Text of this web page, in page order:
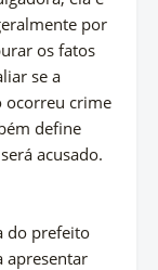
por
os fatos
se a
ocorreu crime
define
acusado.
do prefeito
apresentar